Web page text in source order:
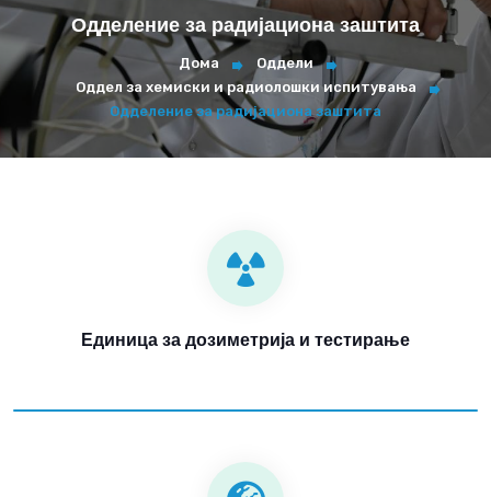
Одделение за радијациона заштита
Дома
Оддели
Оддел за хемиски и радиолошки испитувања
Одделение за радијациона заштита
Единица за дозиметрија и тестирање